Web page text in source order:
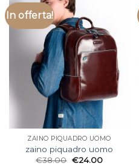
In offerta!
ZAINO PIQUADRO UOMO
zaino piquadro uomo
€38.00 €24.00